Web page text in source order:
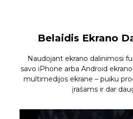
Belaidis Ekrano
Naudojant ekrano dalinimosi
savo iPhone arba Android
multimedijos ekrane – puiku
įrašams ir dar